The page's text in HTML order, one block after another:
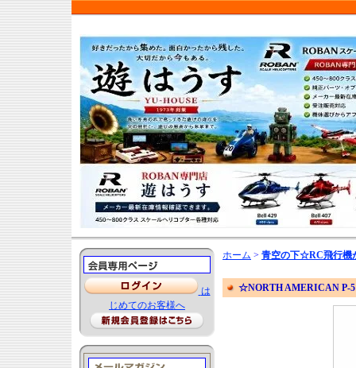
は
じめてのお客様へ
ホーム > 青空の下☆RC飛行
☆NORTH AMERICAN P-